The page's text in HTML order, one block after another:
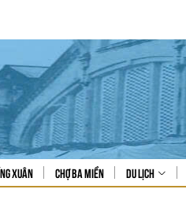
Xuân Chợ Ba Miền Du lịch